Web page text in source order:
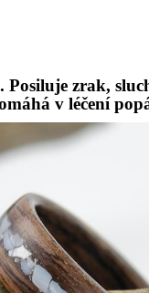
Posiluje zrak,
v léčení